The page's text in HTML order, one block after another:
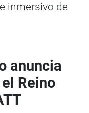
inmersivo de
anuncia
Reino